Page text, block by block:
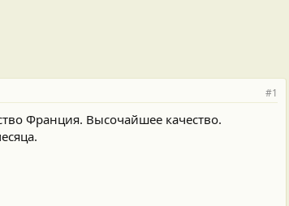
#1
Франция. Высочайшее качество.